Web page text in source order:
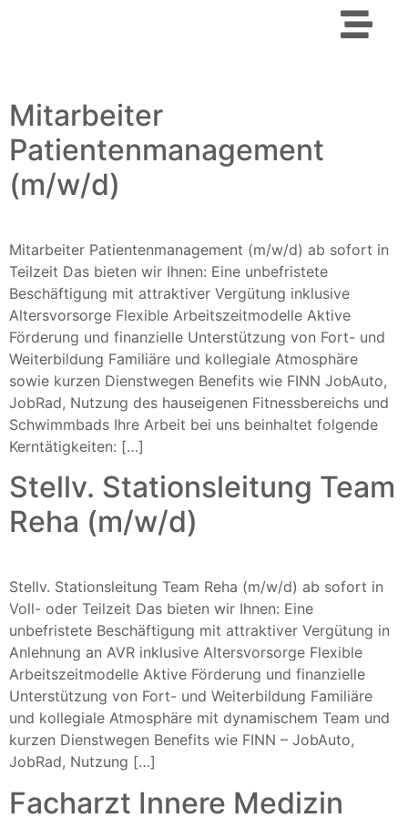
Mitarbeiter
Patientenmanagement
(m/w/d)
Mitarbeiter Patientenmanagement (m/w/d) ab sofort in
Teilzeit Das bieten wir Ihnen: Eine unbefristete
Beschäftigung mit attraktiver Vergütung inklusive
Altersvorsorge Flexible Arbeitszeitmodelle Aktive
Förderung und finanzielle Unterstützung von Fort- und
Weiterbildung Familiäre und kollegiale Atmosphäre
sowie kurzen Dienstwegen Benefits wie FINN JobAuto,
JobRad, Nutzung des hauseigenen Fitnessbereichs und
Schwimmbads Ihre Arbeit bei uns beinhaltet folgende
Kerntätigkeiten: […]
Stellv. Stationsleitung Team
Reha (m/w/d)
Stellv. Stationsleitung Team Reha (m/w/d) ab sofort in
Voll- oder Teilzeit Das bieten wir Ihnen: Eine
unbefristete Beschäftigung mit attraktiver Vergütung in
Anlehnung an AVR inklusive Altersvorsorge Flexible
Arbeitszeitmodelle Aktive Förderung und finanzielle
Unterstützung von Fort- und Weiterbildung Familiäre
und kollegiale Atmosphäre mit dynamischem Team und
kurzen Dienstwegen Benefits wie FINN – JobAuto,
JobRad, Nutzung […]
Facharzt Innere Medizin